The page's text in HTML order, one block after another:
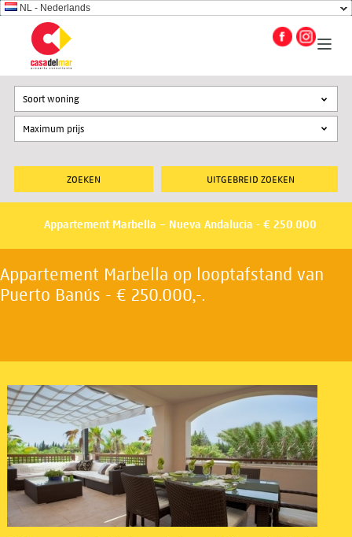
NL - Nederlands
UITGEBREID ZOEKEN
Soort woning
Appartement Marbella – Nueva Andalucia - € 250.000
Appartement Marbella op looptafstand van
Puerto Banús - € 250.000,-.